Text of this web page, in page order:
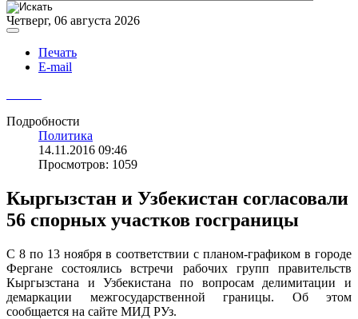
Четверг, 06 августа 2026
Печать
E-mail
Подробности
Политика
14.11.2016 09:46
Просмотров: 1059
Кыргызстан и Узбекистан согласовали
56 спорных участков госграницы
С 8 по 13 ноября в соответствии с планом-графиком в городе
Фергане состоялись встречи рабочих групп правительств
Кыргызстана и Узбекистана по вопросам делимитации и
демаркации межгосударственной границы. Об этом
сообщается на сайте МИД РУз.